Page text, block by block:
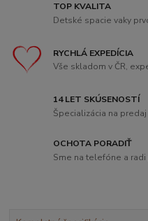
TOP KVALITA
Detské spacie vaky
RYCHLÁ EXPEDÍCIA
Vše skladom v ČR,
14 LET SKÚSENOSTÍ
Špecializácia na
OCHOTA PORADIŤ
Sme na telefóne a